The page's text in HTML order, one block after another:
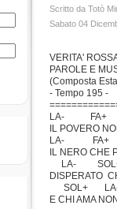
Scritto da Totò
Sabato 04
VERITA'
PAROLE E
(Composta
- Tempo 195 -
LA- FA+
IL POVERO
LA- FA+
IL NERO CHE
LA-
E CHI AMA